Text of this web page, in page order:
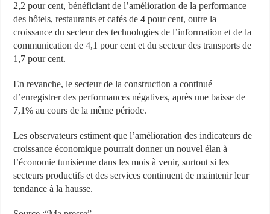
2,2 pour cent, bénéficiant de l’amélioration de la performance
des hôtels, restaurants et cafés de 4 pour cent, outre la
croissance du secteur des technologies de l’information et de la
communication de 4,1 pour cent et du secteur des transports de
1,7 pour cent.
En revanche, le secteur de la construction a continué
d’enregistrer des performances négatives, après une baisse de
7,1% au cours de la même période.
Les observateurs estiment que l’amélioration des indicateurs de
croissance économique pourrait donner un nouvel élan à
l’économie tunisienne dans les mois à venir, surtout si les
secteurs productifs et des services continuent de maintenir leur
tendance à la hausse.